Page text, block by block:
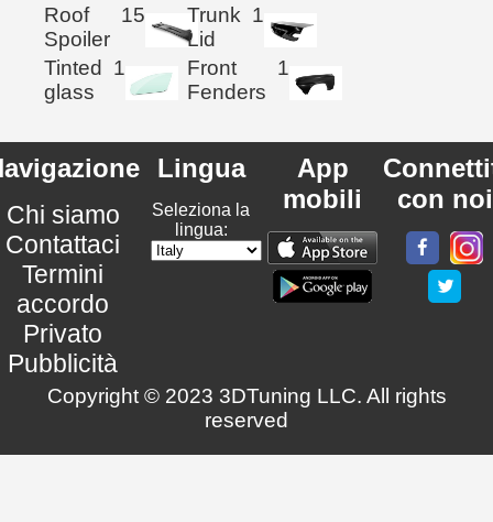
Roof
Spoiler
15
Trunk
Lid
1
Tinted
glass
1
Front
Fenders
1
Chi siamo
Contattaci
Termini
accordo
Privato
Pubblicità
Lingua
Seleziona la
lingua:
App
mobili
con noi
Copyright © 2023 3DTuning LLC. All rights
reserved